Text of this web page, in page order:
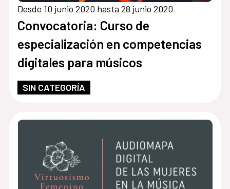
Desde 10 junio 2020 hasta 28 junio 2020
Convocatoria: Curso de
especialización en competencias
digitales para músicos
SIN CATEGORÍA